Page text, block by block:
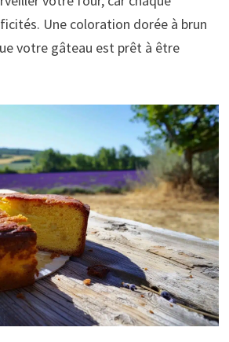
Une coloration dorée à brun
votre gâteau est prêt à être